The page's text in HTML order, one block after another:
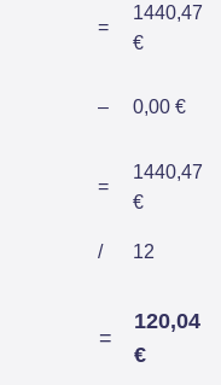
=
1440,47
€
– 0,00 €
=
1440,47
€
/ 12
=
120,04
€